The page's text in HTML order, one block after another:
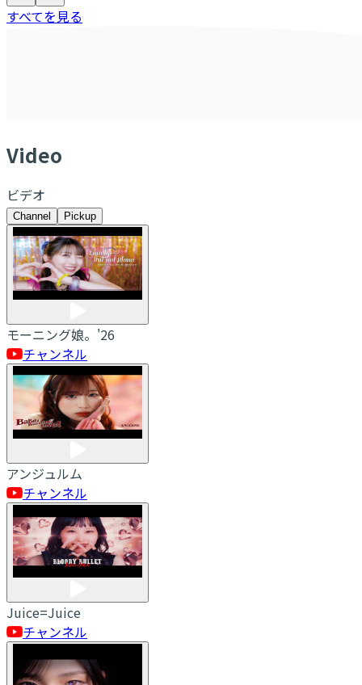
すべてを見る
Video
ビデオ
Channel Pickup
モーニング娘。'26
チャンネル
アンジュルム
チャンネル
Juice=Juice
チャンネル